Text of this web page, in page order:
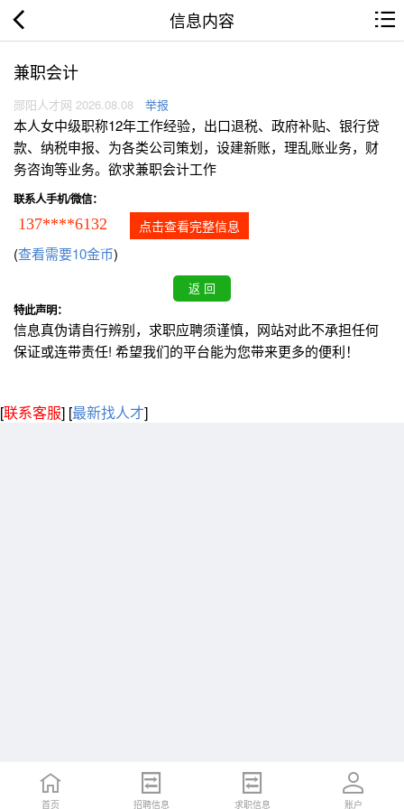
信息内容
兼职会计
郧阳人才网 2026.08.08 举报
本人女中级职称12年工作经验，出口退税、政府补贴、银行贷
款、纳税申报、为各类公司策划，设建新账，理乱账业务，财
务咨询等业务。欲求兼职会计工作
联系人手机/微信：
137****6132 点击查看完整信息
(查看需要10金币)
特此声明：
信息真伪请自行辨别，求职应聘须谨慎，网站对此不承担任何
保证或连带责任! 希望我们的平台能为您带来更多的便利！
[联系客服] [最新找人才]
首页 招聘信息 求职信息 账户